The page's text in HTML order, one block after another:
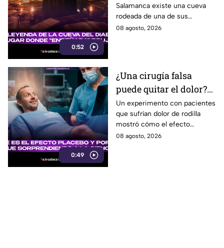
0:52
enseñaba magia en
España
Salamanca existe una cueva
rodeada de una de sus
leyendas más famosas: se dice
08 agosto, 2026
0:49
¿Una cirugía falsa
puede quitar el dolor?
El sorprendente
experimento que reveló
el poder del placebo
Un experimento con pacientes
que sufrían dolor de rodilla
mostró cómo el efecto
placebo puede provocar
08 agosto, 2026